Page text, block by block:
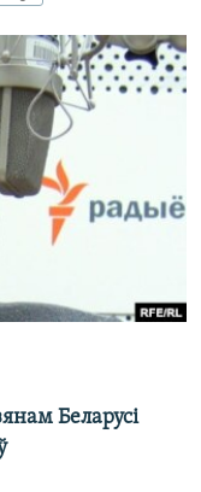
Беларусі